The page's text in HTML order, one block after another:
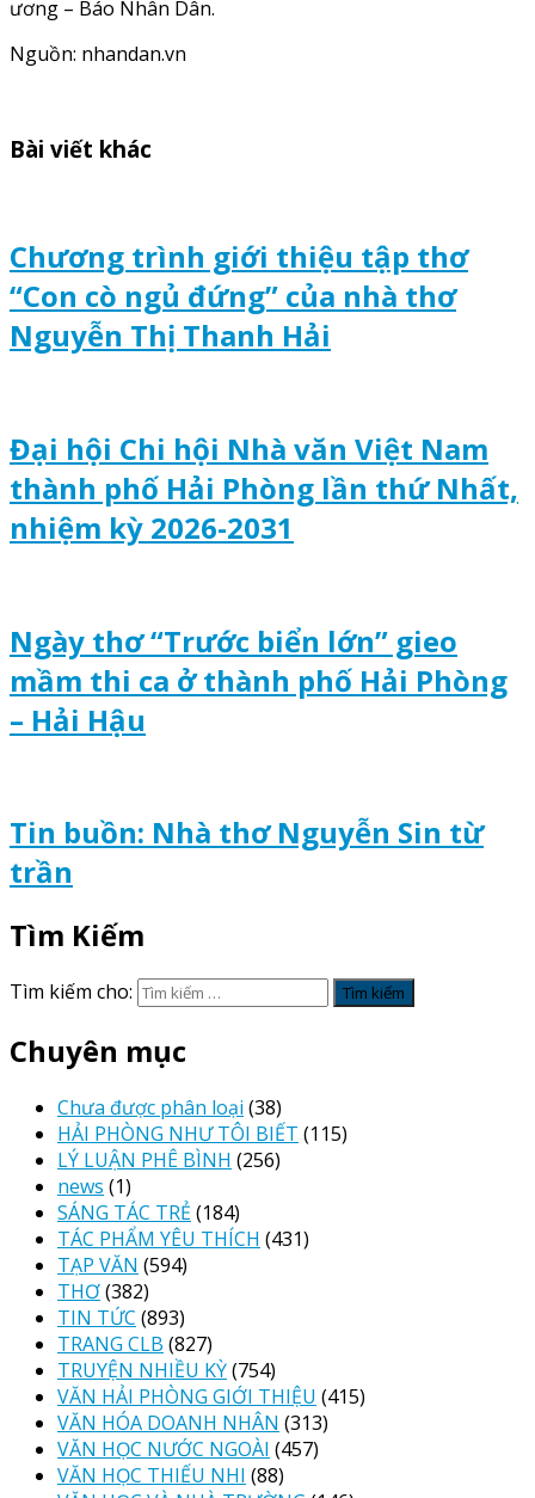
ương – Báo Nhân Dân.
Nguồn: nhandan.vn
Bài viết khác
Chương trình giới thiệu tập thơ
“Con cò ngủ đứng” của nhà thơ
Nguyễn Thị Thanh Hải
Đại hội Chi hội Nhà văn Việt Nam
thành phố Hải Phòng lần thứ Nhất,
nhiệm kỳ 2026-2031
Ngày thơ “Trước biển lớn” gieo
mầm thi ca ở thành phố Hải Phòng
– Hải Hậu
Tin buồn: Nhà thơ Nguyễn Sin từ
trần
Tìm Kiếm
Tìm kiếm cho:
Chuyên mục
Chưa được phân loại (38)
HẢI PHÒNG NHƯ TÔI BIẾT (115)
LÝ LUẬN PHÊ BÌNH (256)
news (1)
SÁNG TÁC TRẺ (184)
TÁC PHẨM YÊU THÍCH (431)
TẠP VĂN (594)
THƠ(382)
TIN TỨC (893)
TRANG CLB (827)
TRUYỆN NHIỀU KỲ(754)
VĂN HẢI PHÒNG GIỚI THIỆU (415)
VĂN HÓA DOANH NHÂN (313)
VĂN HỌC NƯỚC NGOÀI (457)
VĂN HỌC THIẾU NHI (88)